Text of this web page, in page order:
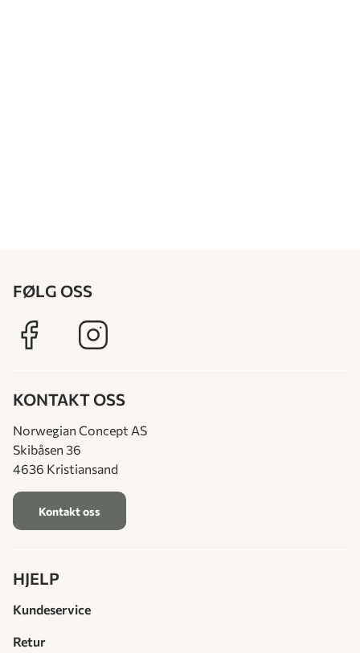
FØLG OSS
KONTAKT OSS
Norwegian Concept AS
Skibåsen 36
4636 Kristiansand
Kontakt oss
HJELP
Kundeservice
Retur